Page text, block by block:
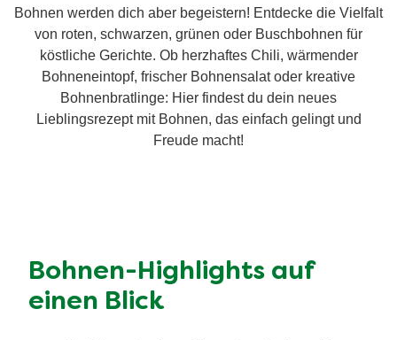
Bohnen werden dich aber begeistern! Entdecke die Vielfalt
von roten, schwarzen, grünen oder Buschbohnen für
köstliche Gerichte. Ob herzhaftes Chili, wärmender
Bohneneintopf, frischer Bohnensalat oder kreative
Bohnenbratlinge: Hier findest du dein neues
Lieblingsrezept mit Bohnen, das einfach gelingt und
Freude macht!
Bohnen-Highlights auf
einen Blick